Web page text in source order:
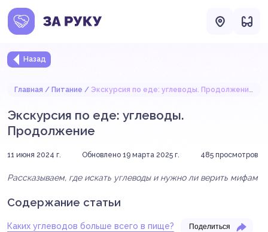
Назад
Главная Питание Экскурсия по еде: углеводы. Продолжение
Экскурсия по еде: углеводы.
Продолжение
11 июня 2024 г. Обновлено 19 марта 2025 г. 485 просмотров
Поделиться
Рассказываем, где искать углеводы и нужно ли верить мифам
Содержание статьи
Каких углеводов больше всего в пище?